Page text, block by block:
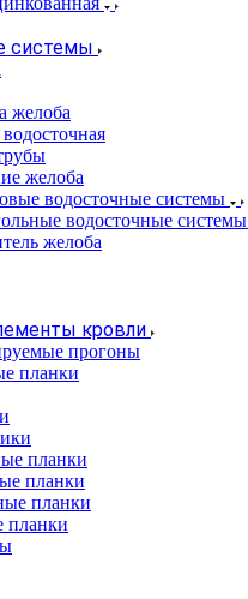
системы
желоба
желоба
водосточные системы
водосточные системы
желоба
кровли
прогоны
планки
планки
планки
планки
планки